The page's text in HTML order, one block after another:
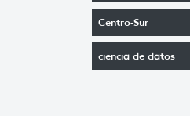
Centro-Sur
ciencia de datos